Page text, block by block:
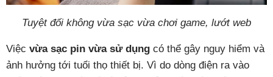
Tuyệt đối không vừa sạc vừa chơi game, lướt web
Việc vừa sạc pin vừa sử dụng có thể gây nguy hiểm và
ảnh hưởng tới tuổi thọ thiết bị. Vì do dòng điện ra vào